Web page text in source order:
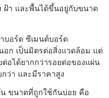
ฝ้า และพื้นได้ขึ้นอยู่กับขนาด
อก เป็นมิตรต่อสิ่งแวดล้อม แต่
ต่อได้ยากกว่ารอยต่อของแผ่น
ว่า และมีราคาสูง
ขนาดที่ถูกใช้กันบ่อย คือ